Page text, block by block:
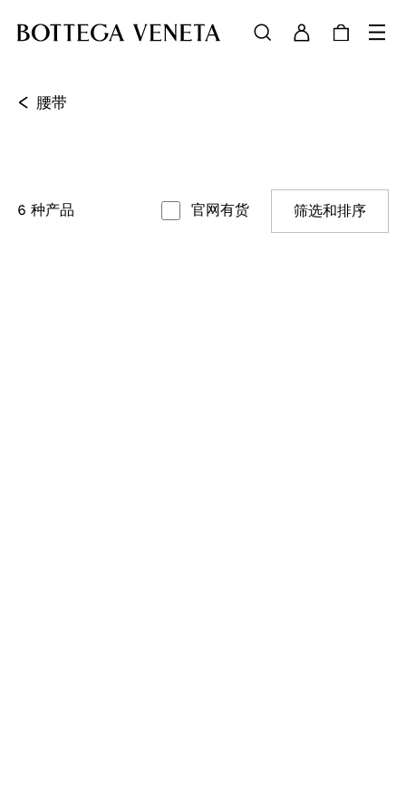
< 腰带
6 种产品 官网有货 筛选和排序